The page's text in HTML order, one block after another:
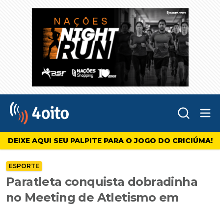
4oito
DEIXE AQUI SEU PALPITE PARA O JOGO DO CRICIÚMA!
ESPORTE
Paratleta conquista dobradinha
no Meeting de Atletismo em